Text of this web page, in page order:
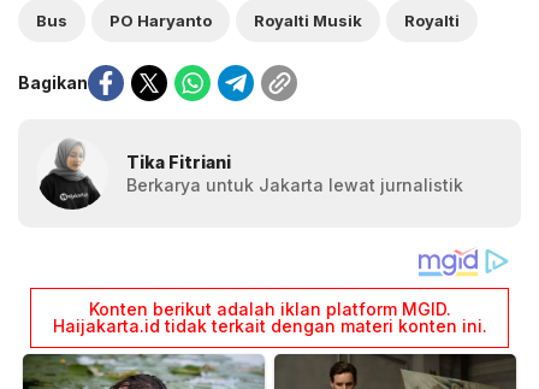
Bus PO Haryanto Royalti Musik Royalti
Bagikan
Tika Fitriani
Berkarya untuk Jakarta lewat jurnalistik